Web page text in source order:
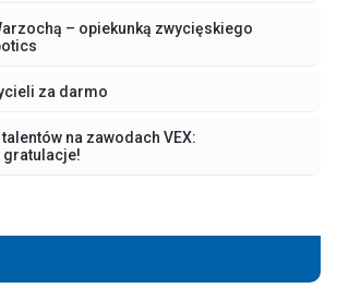
– opiekunką zwycięskiego
za darmo
na zawodach VEX:
gratulacje!